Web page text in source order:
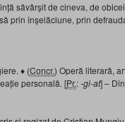
săvârșit de cineva, de
prin înșelăciune, prin
♦ (Concr.) Operă literară,
personală. [Pr.:-gi-at] –